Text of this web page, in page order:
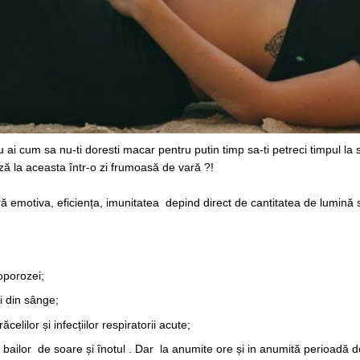
ai cum sa nu-ti doresti macar pentru putin timp sa-ti petreci timpul la
la aceasta într-o zi frumoasă de vară ?!
emotiva, eficiența, imunitatea depind direct de cantitatea de lumină
din sânge;
și infecțiilor respiratorii acute;
de soare și înotul . Dar la anumite ore și in anumită perioadă